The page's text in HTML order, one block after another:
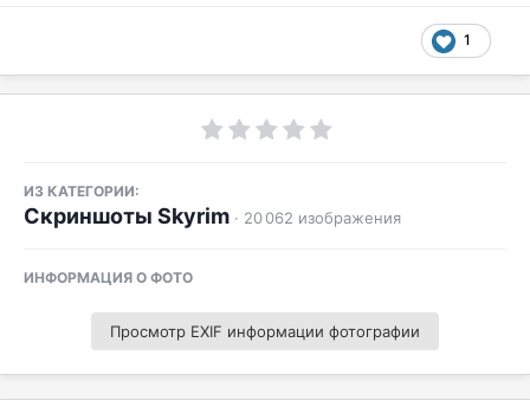
1
ИЗ КАТЕГОРИИ:
Скриншоты Skyrim · 20 062 изображения
ИНФОРМАЦИЯ О ФОТО
Просмотр EXIF информации фотографии